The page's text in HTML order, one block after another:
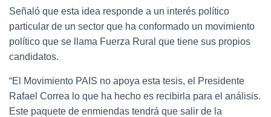
Señaló que esta idea responde a un interés político
particular de un sector que ha conformado un movimiento
político que se llama Fuerza Rural que tiene sus propios
candidatos.
“El Movimiento PAIS no apoya esta tesis, el Presidente
Rafael Correa lo que ha hecho es recibirla para el análisis.
Este paquete de enmiendas tendrá que salir de la